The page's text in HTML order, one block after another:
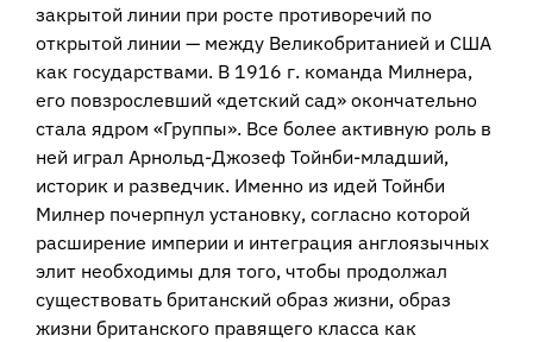
закрытой линии при росте противоречий по
открытой линии — между Великобританией и США
как государствами. В 1916 г. команда Милнера,
его повзрослевший «детский сад» окончательно
стала ядром «Группы». Все более активную роль в
ней играл Арнольд-Джозеф Тойнби-младший,
историк и разведчик. Именно из идей Тойнби
Милнер почерпнул установку, согласно которой
расширение империи и интеграция англоязычных
элит необходимы для того, чтобы продолжал
существовать британский образ жизни, образ
жизни британского правящего класса как